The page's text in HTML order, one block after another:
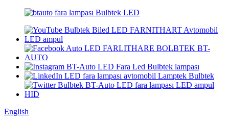
English